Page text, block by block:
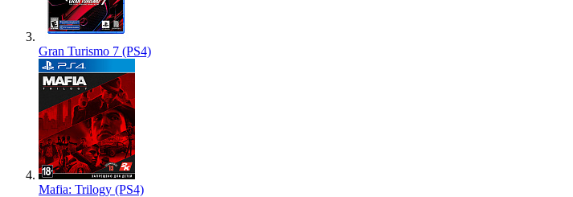
Gran Turismo 7 (PS4)
Mafia: Trilogy (PS4)